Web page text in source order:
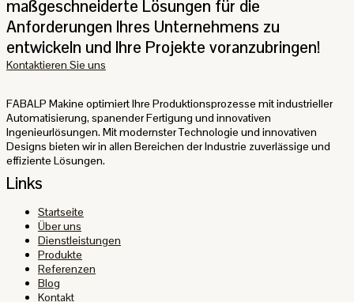
maßgeschneiderte Lösungen für die
Anforderungen Ihres Unternehmens zu
entwickeln und Ihre Projekte voranzubringen!
Kontaktieren Sie uns
FABALP Makine optimiert Ihre Produktionsprozesse mit industrieller
Automatisierung, spanender Fertigung und innovativen
Ingenieurlösungen. Mit modernster Technologie und innovativen
Designs bieten wir in allen Bereichen der Industrie zuverlässige und
effiziente Lösungen.
Links
Startseite
Über uns
Dienstleistungen
Produkte
Referenzen
Blog
Kontakt